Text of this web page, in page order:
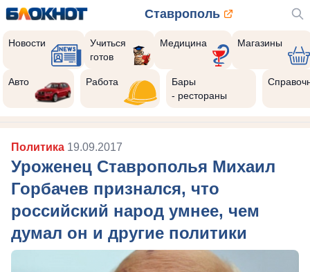
Ставрополь
Новости
Учиться
готов
Медицина Магазины
Авто Работа
Бары
- рестораны
Политика 19.09.2017
Уроженец Ставрополья Михаил
Горбачев признался, что
российский народ умнее, чем
думал он и другие политики
Реклама закроется через: